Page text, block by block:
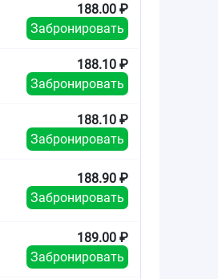
188.00 ₽
Забронировать
188.10 ₽
Забронировать
188.10 ₽
Забронировать
188.90 ₽
Забронировать
189.00 ₽
Забронировать